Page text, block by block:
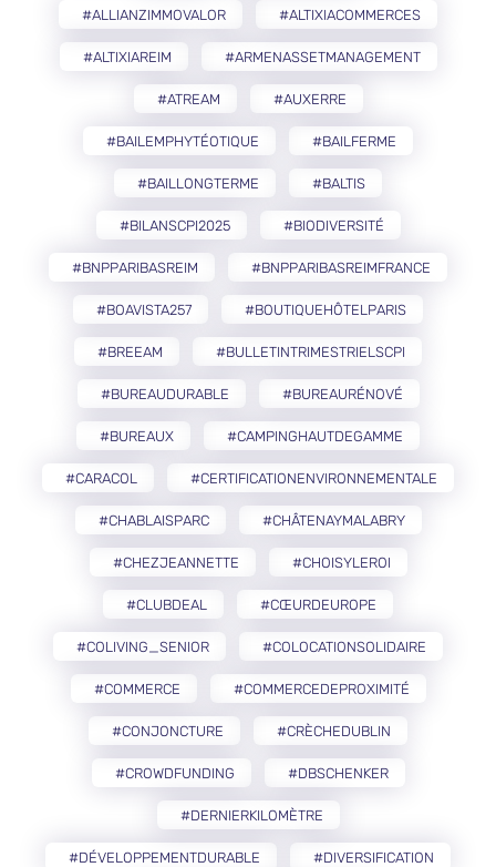
#ALLIANZIMMOVALOR #ALTIXIACOMMERCES
#ALTIXIAREIM #ARMENASSETMANAGEMENT
#ATREAM #AUXERRE
#BAILEMPHYTÉOTIQUE #BAILFERME
#BAILLONGTERME #BALTIS
#BILANSCPI2025 #BIODIVERSITÉ
#BNPPARIBASREIM #BNPPARIBASREIMFRANCE
#BOAVISTA257 #BOUTIQUEHÔTELPARIS
#BREEAM #BULLETINTRIMESTRIELSCPI
#BUREAUDURABLE #BUREAURÉNOVÉ
#BUREAUX #CAMPINGHAUTDEGAMME
#CARACOL #CERTIFICATIONENVIRONNEMENTALE
#CHABLAISPARC #CHÂTENAYMALABRY
#CHEZJEANNETTE #CHOISYLEROI
#CLUBDEAL #CŒURDEUROPE
#COLIVING_SENIOR #COLOCATIONSOLIDAIRE
#COMMERCE #COMMERCEDEPROXIMITÉ
#CONJONCTURE #CRÈCHEDUBLIN
#CROWDFUNDING #DBSCHENKER
#DERNIERKILOMÈTRE
#DÉVELOPPEMENTDURABLE #DIVERSIFICATION